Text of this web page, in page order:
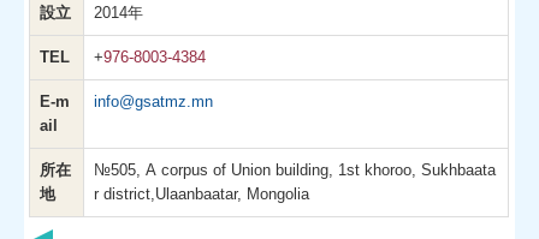
設立 2014年
TEL +976-8003-4384
E-m
ail
info@gsatmz.mn
所在
地
№505, A corpus of Union building, 1st khoroo, Sukhbaata
r district,Ulaanbaatar, Mongolia